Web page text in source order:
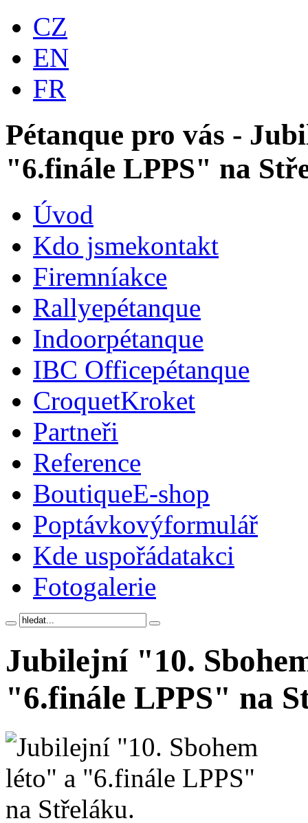
CZ
EN
FR
Pétanque pro vás -
"6.finále LPPS" na
Úvod
Kdo jsmekontakt
Firemníakce
Rallyepétanque
Indoorpétanque
IBC Officepétanque
CroquetKroket
Partneři
Reference
BoutiqueE-shop
Poptávkovýformulář
Kde uspořádatakci
Fotogalerie
Jubilejní "10.
"6.finále LPPS" na